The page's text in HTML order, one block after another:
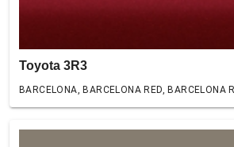
Toyota 3R3
BARCELONA, BARCELONA RED, BARCELONA